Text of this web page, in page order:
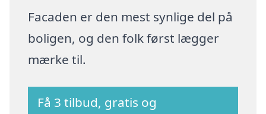
Facaden er den mest synlige del på
boligen, og den folk først lægger
mærke til.
Få 3 tilbud, gratis og